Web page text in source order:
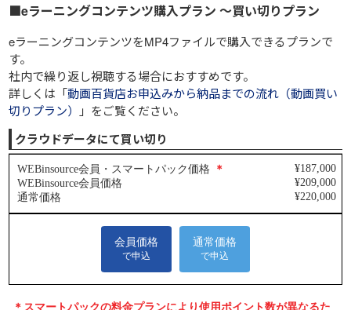
■eラーニングコンテンツ購入プラン ～買い切りプラン
eラーニングコンテンツをMP4ファイルで購入できるプランで
す。
社内で繰り返し視聴する場合におすすめです。
詳しくは「動画百貨店お申込みから納品までの流れ（動画買い
切りプラン）
」をご覧ください。
クラウドデータにて買い切り